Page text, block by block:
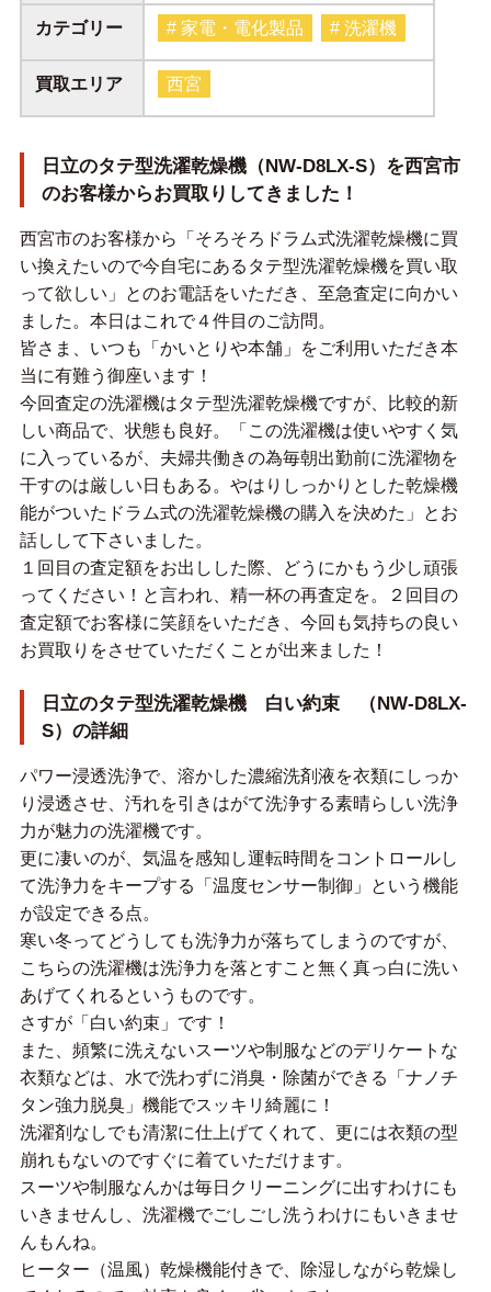
カテゴリー # 家電・電化製品 # 洗濯機
買取エリア 西宮
日立のタテ型洗濯乾燥機（NW-D8LX-S）を西宮市
のお客様からお買取りしてきました！
西宮市のお客様から「そろそろドラム式洗濯乾燥機に買
い換えたいので今自宅にあるタテ型洗濯乾燥機を買い取
って欲しい」とのお電話をいただき、至急査定に向かい
ました。本日はこれで４件目のご訪問。
皆さま、いつも「かいとりや本舗」をご利用いただき本
当に有難う御座います！
今回査定の洗濯機はタテ型洗濯乾燥機ですが、比較的新
しい商品で、状態も良好。「この洗濯機は使いやすく気
に入っているが、夫婦共働きの為毎朝出勤前に洗濯物を
干すのは厳しい日もある。やはりしっかりとした乾燥機
能がついたドラム式の洗濯乾燥機の購入を決めた」とお
話しして下さいました。
１回目の査定額をお出しした際、どうにかもう少し頑張
ってください！と言われ、精一杯の再査定を。２回目の
査定額でお客様に笑顔をいただき、今回も気持ちの良い
お買取りをさせていただくことが出来ました！
日立のタテ型洗濯乾燥機 白い約束 （NW-D8LX-
S）の詳細
パワー浸透洗浄で、溶かした濃縮洗剤液を衣類にしっか
り浸透させ、汚れを引きはがて洗浄する素晴らしい洗浄
力が魅力の洗濯機です。
更に凄いのが、気温を感知し運転時間をコントロールし
て洗浄力をキープする「温度センサー制御」という機能
が設定できる点。
寒い冬ってどうしても洗浄力が落ちてしまうのですが、
こちらの洗濯機は洗浄力を落とすこと無く真っ白に洗い
あげてくれるというものです。
さすが「白い約束」です！
また、頻繁に洗えないスーツや制服などのデリケートな
衣類などは、水で洗わずに消臭・除菌ができる「ナノチ
タン強力脱臭」機能でスッキリ綺麗に！
洗濯剤なしでも清潔に仕上げてくれて、更には衣類の型
崩れもないのですぐに着ていただけます。
スーツや制服なんかは毎日クリーニングに出すわけにも
いきませんし、洗濯機でごしごし洗うわけにもいきませ
んもんね。
ヒーター（温風）乾燥機能付きで、除湿しながら乾燥し